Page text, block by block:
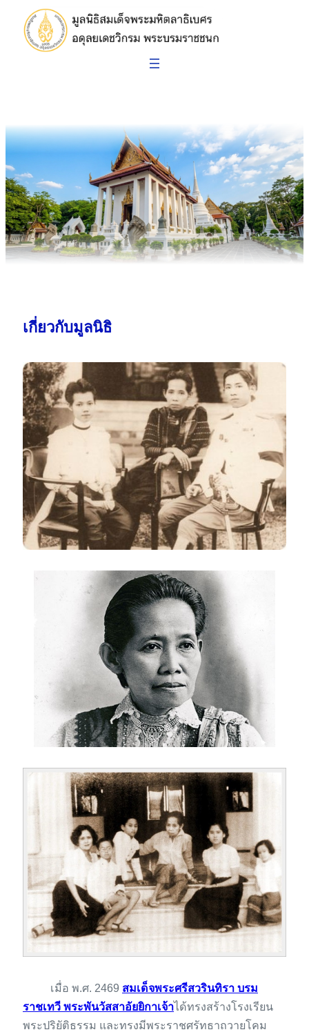
เนื้อหา
เกี่ยวกับมูลนิธิ
          เมื่อ พ.ศ. 2469
สมเด็จพระศรีสวรินทิรา บรม
ราชเทวี พระพันวัสสาอัยยิกาเจ้าได้ทรงสร้างโรงเรียน
พระปริยัติธรรม และทรงมีพระราชศรัทธาถวายโคม